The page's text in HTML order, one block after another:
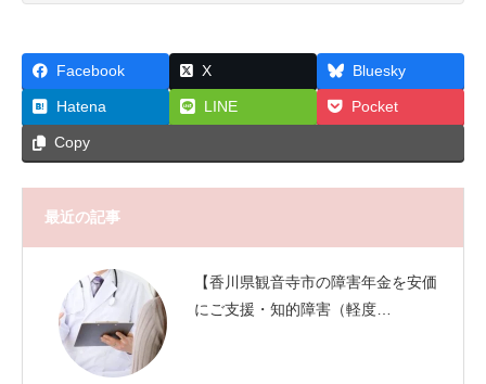
Facebook X Bluesky
Hatena LINE Pocket
Copy
最近の記事
【香川県観音寺市の障害年金を安価
にご支援・知的障害（軽度…